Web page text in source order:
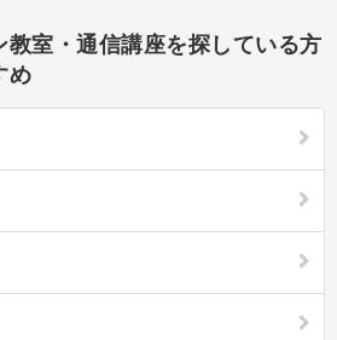
行う方向けのネイルセットも販売されていま
イル用品の卸店も多く存在しており、ネイル
ネイルホリック等手頃な価格で様々なカラー
ります。またジェルネイルはマニキュアより
ネイル用の美容液などで普段からケアするこ
以外の人気の施術として、スカルプチュアと
ジェルなどを使って爪を長くできる、長さだ
長く見せたい方におすすめです。ネイルスク
習得するため、ファイルを使ったネイルケア
プの付け方などネイルアートのやり方を一通
はお客様が希望のデザインの画像を持ち寄る
あったデザインに対応するための様々な技術
行くとテーブルにカラーチャートが置いてあ
はなんと言ってもその豊富なデザインとカラ
紫、ピンクなど様々な色が存在しますが、二
室・通信講座を探している方
め